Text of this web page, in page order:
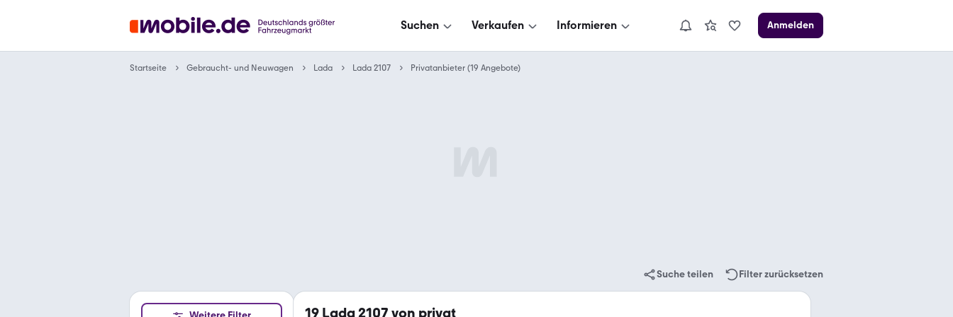
Suchen Verkaufen Informieren Anmelden
Startseite Gebraucht- und Neuwagen Lada Lada 2107 Privatanbieter (19 Angebote)
Suche teilen Filter zurücksetzen
19 Lada 2107 von privat